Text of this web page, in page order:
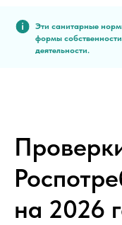
Эти санитарные
формы
деятельности.
на 2026